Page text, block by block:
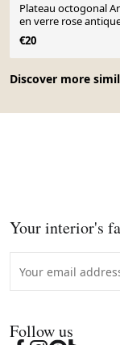
Discover more
Plateau octogonal
en verre rose
€20
Your interior's
Follow us